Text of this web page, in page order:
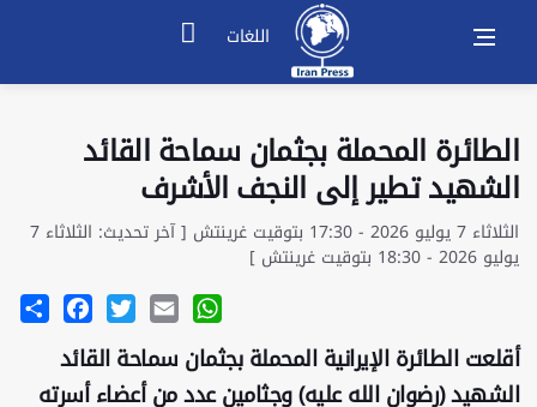
اللغات
الطائرة المحملة بجثمان سماحة القائد
الشهيد تطير إلى النجف الأشرف
الثلاثاء 7 يوليو 2026 - 17:30 بتوقيت غرينتش [ آخر تحديث: الثلاثاء 7
يوليو 2026 - 18:30 بتوقيت غرينتش ]
Share
FacebookTwitterEmail
WhatsApp
أقلعت الطائرة الإيرانية المحملة بجثمان سماحة القائد
الشهيد (رضوان الله عليه) وجثامين عدد من أعضاء أسرته